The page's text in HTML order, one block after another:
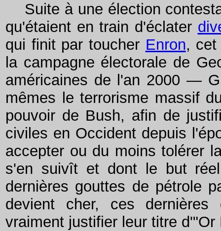
Suite à une élection
qu'étaient en train d'éclater
qui finit par toucher Enron,
la campagne électorale de
américaines de l'an 2000 —
mêmes le terrorisme massif
pouvoir de Bush, afin de
civiles en Occident depuis
accepter ou du moins tolérer
s'en suivît et dont le but
dernières gouttes de pétrole
devient cher, ces
vraiment justifier leur titre d'"Or